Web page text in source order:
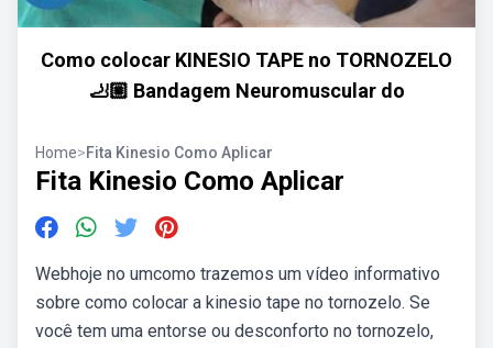
Como colocar KINESIO TAPE no TORNOZELO
🦶🏼 Bandagem Neuromuscular do
Home>Fita Kinesio Como Aplicar
Fita Kinesio Como Aplicar
Webhoje no umcomo trazemos um vídeo informativo
sobre como colocar a kinesio tape no tornozelo. Se
você tem uma entorse ou desconforto no tornozelo,